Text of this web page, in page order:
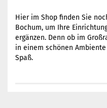
Hier im Shop finden Sie
Bochum, um Ihre
ergänzen. Denn ob im
in einem schönen
Spaß.